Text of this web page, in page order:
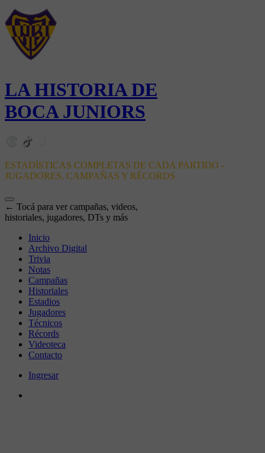
LA HISTORIA DE
BOCA JUNIORS
ESTADÍSTICAS COMPLETAS DE CADA PARTIDO -
JUGADORES, CAMPAÑAS Y RÉCORDS
← Tocá para ver campañas, videos,
historiales, jugadores, DTs y más
Inicio
Archivo Digital
Trivia
Notas
Campañas
Historiales
Estadios
Jugadores
Técnicos
Récords
Videoteca
Contacto
Ingresar